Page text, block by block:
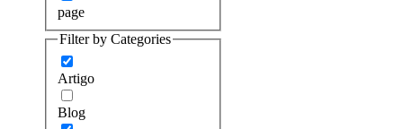
page
Filter by Categories
Artigo
Blog